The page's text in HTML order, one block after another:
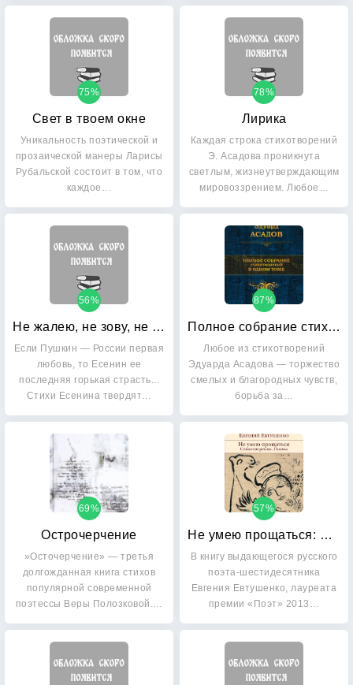
Свет в твоем окне
75%
Уникальность поэтической и
прозаической манеры Ларисы
Рубальской состоит в том, что
каждое…
Лирика
78%
Каждая строка стихотворений
Э. Асадова проникнута
светлым, жизнеутверждающим
мировоззрением. Любое…
Не жалею, не зову, не плачу
56%
Если Пушкин — России первая
любовь, то Есенин ее
последняя горькая страсть...
Стихи Есенина твердят…
Полное собрание стихотворений в одном томе
87%
Любое из стихотворений
Эдуарда Асадова — торжество
смелых и благородных чувств,
борьба за…
Острочерчение
69%
»Осточерчение» — третья
долгожданная книга стихов
популярной современной
поэтессы Веры Полозковой.…
Не умею прощаться: Стихотворения, поэмы
57%
В книгу выдающегося русского
поэта-шестидесятника
Евгения Евтушенко, лауреата
премии «Поэт» 2013…